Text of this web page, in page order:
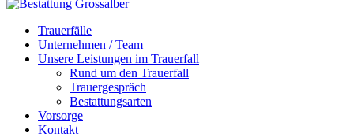
Trauerfälle
Unternehmen / Team
Unsere Leistungen im Trauerfall
Rund um den Trauerfall
Trauergespräch
Bestattungsarten
Vorsorge
Kontakt